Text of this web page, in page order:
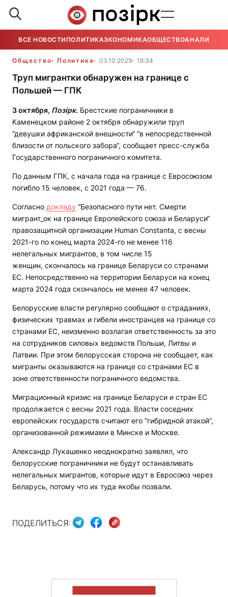
ВСЕ НОВОСТИ ПОЛИТИКАЭКОНОМИКАОБЩЕСТВОАНАЛИТИКА
Общество Политика 03.10.2025 18:34
Труп мигрантки обнаружен на границе с
Польшей — ГПК
3 октября, Позірк. Брестские пограничники в
Каменецком районе 2 октября обнаружили труп
“девушки африканской внешности“ “в непосредственной
близости от польского забора“, сообщает пресс-служба
Государственного пограничного комитета.
По данным ГПК, с начала года на границе с Евросоюзом
погибло 15 человек, с 2021 года — 76.
Согласно докладу “Безопасного пути нет. Смерти
мигрант_ок на границе Европейского союза и Беларуси“
правозащитной организации Human Constanta, с весны
2021-го по конец марта 2024-го не менее 116
нелегальных мигрантов, в том числе 15
женщин, скончалось на границе Беларуси со странами
ЕС. Непосредственно на территории Беларуси на конец
марта 2024 года скончалось не менее 47 человек.
Белорусские власти регулярно сообщают о страданиях,
физических травмах и гибели иностранцев на границе со
странами ЕС, неизменно возлагая ответственность за это
на сотрудников силовых ведомств Польши, Литвы и
Латвии. При этом белорусская сторона не сообщает, как
мигранты оказываются на границе со странами ЕС в
зоне ответственности пограничного ведомства.
Миграционный кризис на границе Беларуси и стран ЕС
продолжается с весны 2021 года. Власти соседних
европейских государств считают его “гибридной атакой”,
организованной режимами в Минске и Москве.
Александр Лукашенко неоднократно заявлял, что
белорусские пограничники не будут останавливать
нелегальных мигрантов, которые идут в Евросоюз через
Беларусь, потому что их туда якобы позвали.
ПОДЕЛИТЬСЯ: